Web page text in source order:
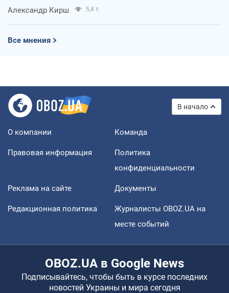
Александр Кирш 5,4 т.
Все мнения
В начало
О компании Команда
Правовая информация
Политика
конфиденциальности
Реклама на сайте Документы
Редакционная политика
Журналисты OBOZ.UA на
месте событий
OBOZ.UA в Google News
Подписывайтесь, чтобы быть в курсе последних
новостей Украины и мира сегодня